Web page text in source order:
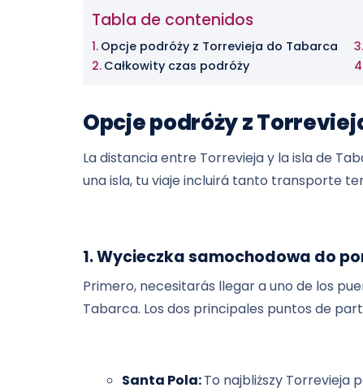
Tabla de contenidos
Opcje podróży z Torrevieja do Tabarca
Całkowity czas podróży
Opcje podróży z
La distancia entre Torrevieja y la isla de
una isla, tu viaje incluirá tanto transporte
1. Wycieczka samochodowa do
Primero, necesitarás llegar a uno de los
Tabarca. Los dos principales puntos de
Santa Pola:To najbliższy Torrevieja